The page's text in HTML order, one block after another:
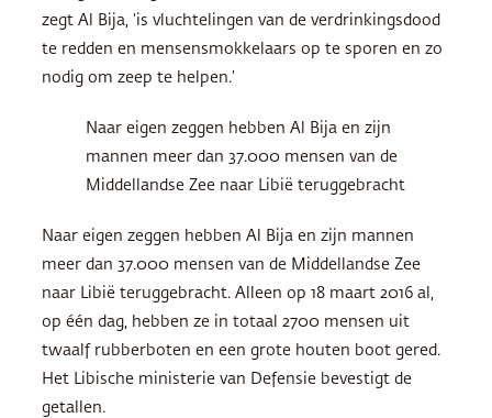
zegt Al Bija, ‘is vluchtelingen van de verdrinkingsdood
te redden en mensensmokkelaars op te sporen en zo
nodig om zeep te helpen.’
Naar eigen zeggen hebben Al Bija en zijn
mannen meer dan 37.000 mensen van de
Middellandse Zee naar Libië teruggebracht
Naar eigen zeggen hebben Al Bija en zijn mannen
meer dan 37.000 mensen van de Middellandse Zee
naar Libië teruggebracht. Alleen op 18 maart 2016 al,
op één dag, hebben ze in totaal 2700 mensen uit
twaalf rubberboten en een grote houten boot gered.
Het Libische ministerie van Defensie bevestigt de
getallen.